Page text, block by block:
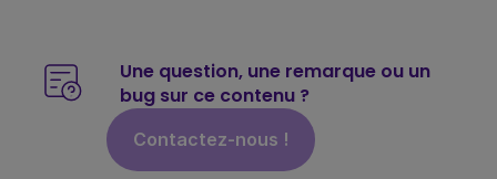
Une question, une remarque ou un
bug sur ce contenu ?
Contactez-nous !